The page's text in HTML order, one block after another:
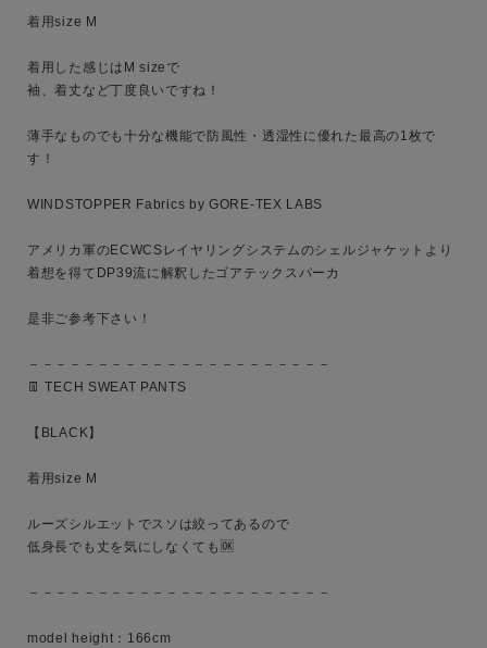
性別
サイズ
ブランド
着用size M
着用した感じはM sizeで
袖、着丈など丁度良いですね！
薄手なものでも十分な機能で防風性・透湿性に優れた最高の1枚で
す！
WINDSTOPPER Fabrics by GORE-TEX LABS
アメリカ軍のECWCSレイヤリングシステムのシェルジャケットより
着想を得てDP39流に解釈したゴアテックスパーカ
是非ご参考下さい！
－－－－－－－－－－－－－－－－－－－－－－
👖 TECH SWEAT PANTS
【BLACK】
着用size M
ルーズシルエットでスソは絞ってあるので
低身長でも丈を気にしなくても🆗
－－－－－－－－－－－－－－－－－－－－－－
model height：166cm